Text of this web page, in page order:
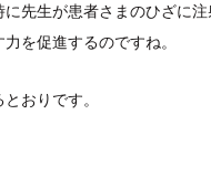
に先生が患者さまのひざに
を促進するのですね。
おりです。